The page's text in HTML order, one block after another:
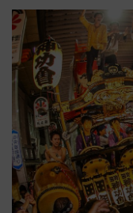
法は？